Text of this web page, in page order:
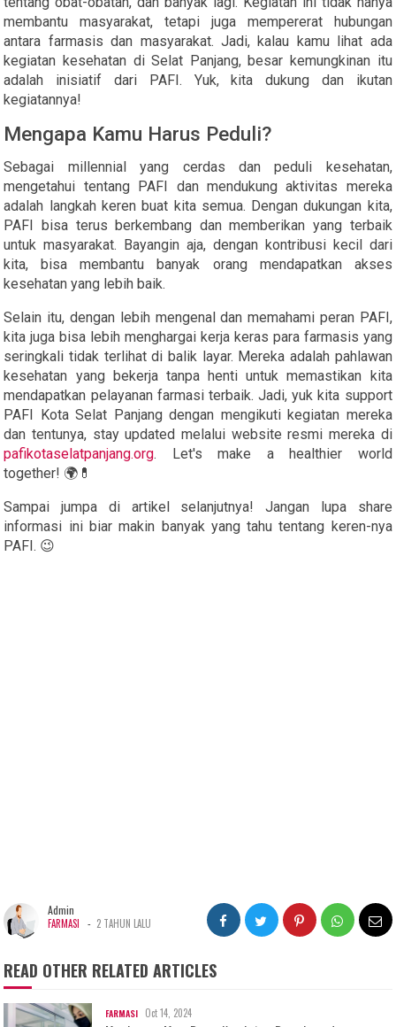
membantu masyarakat, tetapi juga mempererat hubungan
antara farmasis dan masyarakat. Jadi, kalau kamu lihat ada
kegiatan kesehatan di Selat Panjang, besar kemungkinan itu
adalah inisiatif dari PAFI. Yuk, kita dukung dan ikutan
kegiatannya!
Mengapa Kamu Harus Peduli?
Sebagai millennial yang cerdas dan peduli kesehatan,
mengetahui tentang PAFI dan mendukung aktivitas mereka
adalah langkah keren buat kita semua. Dengan dukungan kita,
PAFI bisa terus berkembang dan memberikan yang terbaik
untuk masyarakat. Bayangin aja, dengan kontribusi kecil dari
kita, bisa membantu banyak orang mendapatkan akses
kesehatan yang lebih baik.
Selain itu, dengan lebih mengenal dan memahami peran PAFI,
kita juga bisa lebih menghargai kerja keras para farmasis yang
seringkali tidak terlihat di balik layar. Mereka adalah pahlawan
kesehatan yang bekerja tanpa henti untuk memastikan kita
mendapatkan pelayanan farmasi terbaik. Jadi, yuk kita support
PAFI Kota Selat Panjang dengan mengikuti kegiatan mereka
dan tentunya, stay updated melalui website resmi mereka di
pafikotaselatpanjang.org. Let's make a healthier world
together! 🌍💊
Sampai jumpa di artikel selanjutnya! Jangan lupa share
informasi ini biar makin banyak yang tahu tentang keren-nya
PAFI. 😉
Admin
FARMASI - 2 TAHUN LALU
READ OTHER RELATED ARTICLES
FARMASI Oct 14, 2024